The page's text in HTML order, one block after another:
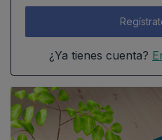
¿Ya tienes cuenta?